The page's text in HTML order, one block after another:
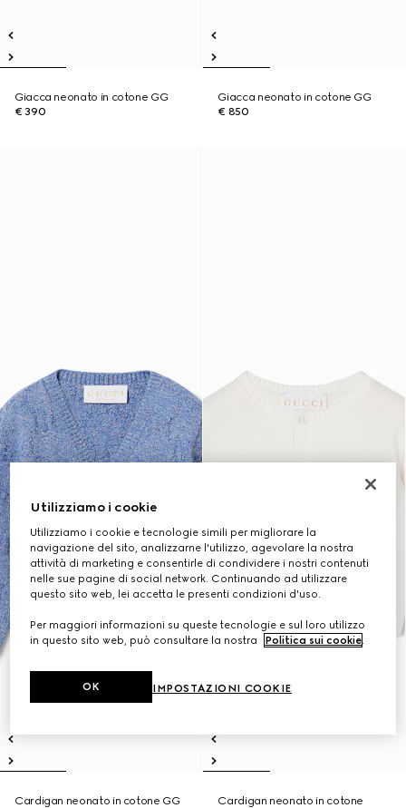
Giacca neonato in cotone GG
€ 390
Giacca neonato in cotone GG
€ 850
Cardigan neonato in cotone GG
Cardigan neonato in cotone
Utilizziamo i cookie
Utilizziamo i cookie e tecnologie simili per migliorare la
navigazione del sito, analizzarne l'utilizzo, agevolare la nostra
attività di marketing e consentirle di condividere i nostri contenuti
nelle sue pagine di social network. Continuando ad utilizzare
questo sito web, lei accetta le presenti condizioni d'uso.
Per maggiori informazioni su queste tecnologie e sul loro utilizzo
in questo sito web, può consultare la nostra
Politica sui cookie.
IMPOSTAZIONI COOKIE
OK